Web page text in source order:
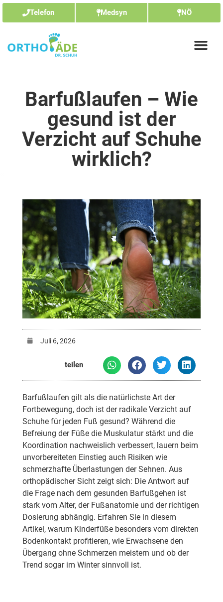
Telefon Medsyn NÖ
Barfußlaufen – Wie
gesund ist der
Verzicht auf Schuhe
wirklich?
Juli 6, 2026
teilen
Barfußlaufen gilt als die natürlichste Art der
Fortbewegung, doch ist der radikale Verzicht auf
Schuhe für jeden Fuß gesund? Während die
Befreiung der Füße die Muskulatur stärkt und die
Koordination nachweislich verbessert, lauern beim
unvorbereiteten Einstieg auch Risiken wie
schmerzhafte Überlastungen der Sehnen. Aus
orthopädischer Sicht zeigt sich: Die Antwort auf
die Frage nach dem gesunden Barfußgehen ist
stark vom Alter, der Fußanatomie und der richtigen
Dosierung abhängig. Erfahren Sie in diesem
Artikel, warum Kinderfüße besonders vom direkten
Bodenkontakt profitieren, wie Erwachsene den
Übergang ohne Schmerzen meistern und ob der
Trend sogar im Winter sinnvoll ist.